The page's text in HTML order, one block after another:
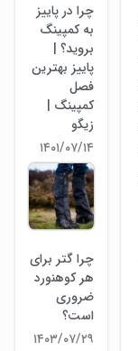
چرا در پاییز
به کمپینگ
بروید؟ |
پاییز بهترین
فصل
کمپینگ |
زیگو
۱۴۰۱/۰۷/۱۴
چرا گتر برای
هر کوهنورد
ضروری
است؟
۱۴۰۳/۰۷/۲۹